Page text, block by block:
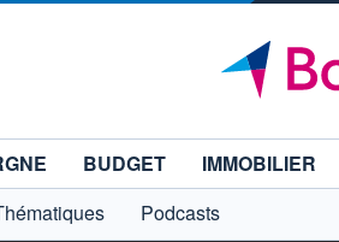
BUDGET IMMOBILIER
Podcasts